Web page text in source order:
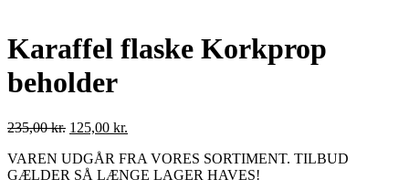
Karaffel flaske Korkprop
beholder
235,00kr. 125,00 kr.
VAREN UDGÅR FRA VORES SORTIMENT. TILBUD
GÆLDER SÅ LÆNGE LAGER HAVES!